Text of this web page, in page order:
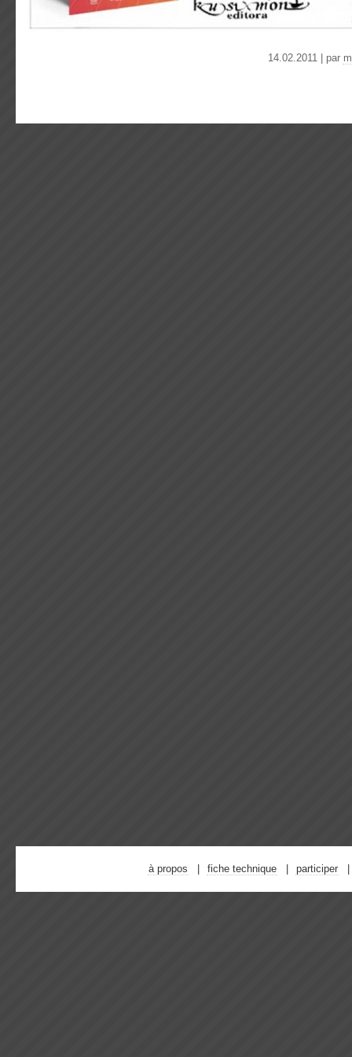
14.02.2011 | par
à propos fiche technique participer